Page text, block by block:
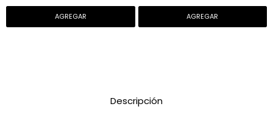
Descripción